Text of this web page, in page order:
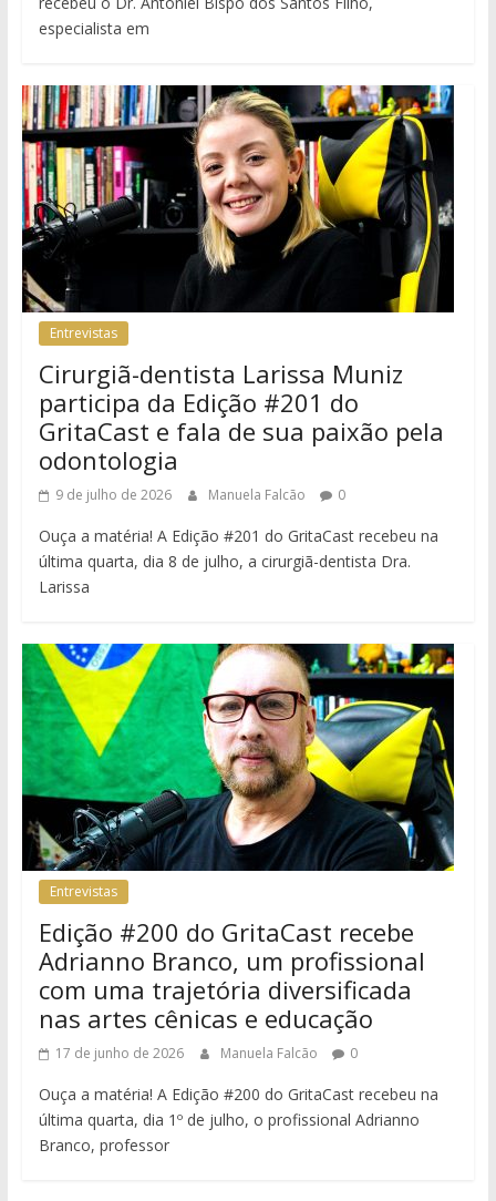
especialista em
Entrevistas
Cirurgiã-dentista Larissa Muniz
participa da Edição #201 do
GritaCast e fala de sua paixão pela
odontologia
9 de julho de 2026 Manuela Falcão 0
Ouça a matéria! A Edição #201 do GritaCast recebeu na
última quarta, dia 8 de julho, a cirurgiã-dentista Dra.
Larissa
Entrevistas
Edição #200 do GritaCast recebe
Adrianno Branco, um profissional
com uma trajetória diversificada
nas artes cênicas e educação
17 de junho de 2026 Manuela Falcão 0
Ouça a matéria! A Edição #200 do GritaCast recebeu na
última quarta, dia 1º de julho, o profissional Adrianno
Branco, professor